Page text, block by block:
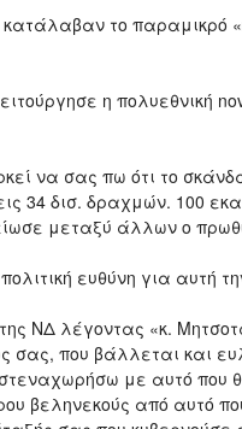
το παραμικρό
η πολυεθνική
να σας πω ότι το
34 δισ. δραχμών. 100
μεταξύ άλλων ο
ευθύνη για αυτή
ΝΔ λέγοντας «κ.
που βάλλεται και
με αυτό που
βεληνεκούς από αυτό